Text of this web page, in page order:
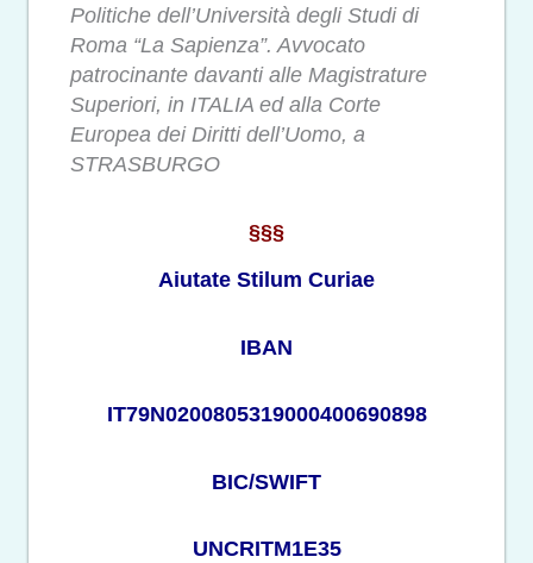
Politiche dell’Università degli Studi di
Roma “La Sapienza”. Avvocato
patrocinante davanti alle Magistrature
Superiori, in ITALIA ed alla Corte
Europea dei Diritti dell’Uomo, a
STRASBURGO
§§§
Aiutate Stilum Curiae
IBAN
IT79N0200805319000400690898
BIC/SWIFT
UNCRITM1E35